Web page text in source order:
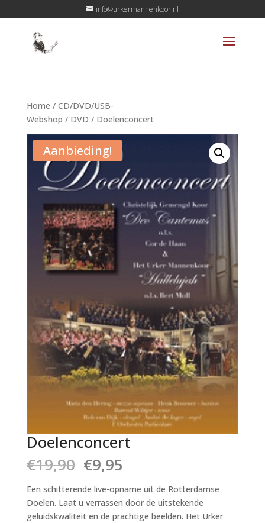
info@urkermannenkoor.nl
Home / CD/DVD/USB-
Webshop / DVD / Doelenconcert
Aanbieding!
Doelenconcert
€19,90 Oorspronkelijke
prijs
was:
€19,90.
€9,95
is:
€9,95.
Een schitterende live-opname uit de Rotterdamse
Doelen. Laat u verrassen door de uitstekende
geluidskwaliteit en de prachtige beelden. Het Urker